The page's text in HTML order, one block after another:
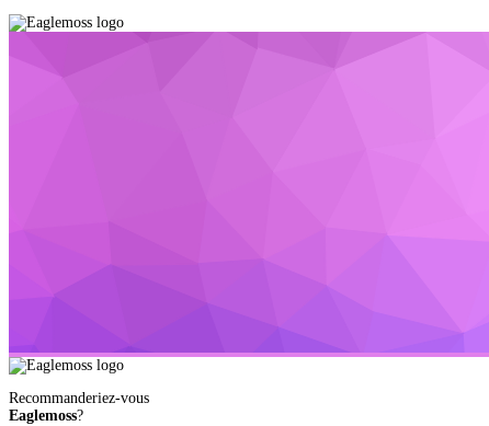
Recommanderiez-vous
Eaglemoss?